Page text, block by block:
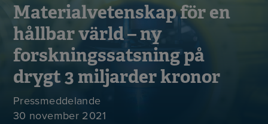
Materialvetenskap för en
hållbar värld – ny
forskningssatsning på
drygt 3 miljarder kronor
Pressmeddelande
30 november 2021